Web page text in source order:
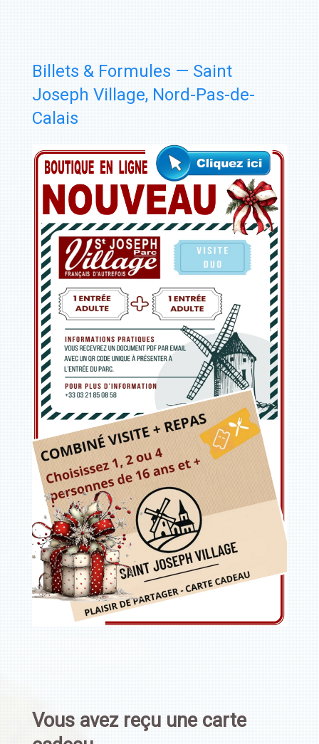
Billets & Formules — Saint
Joseph Village, Nord-Pas-de-
Calais
Vous avez reçu une carte